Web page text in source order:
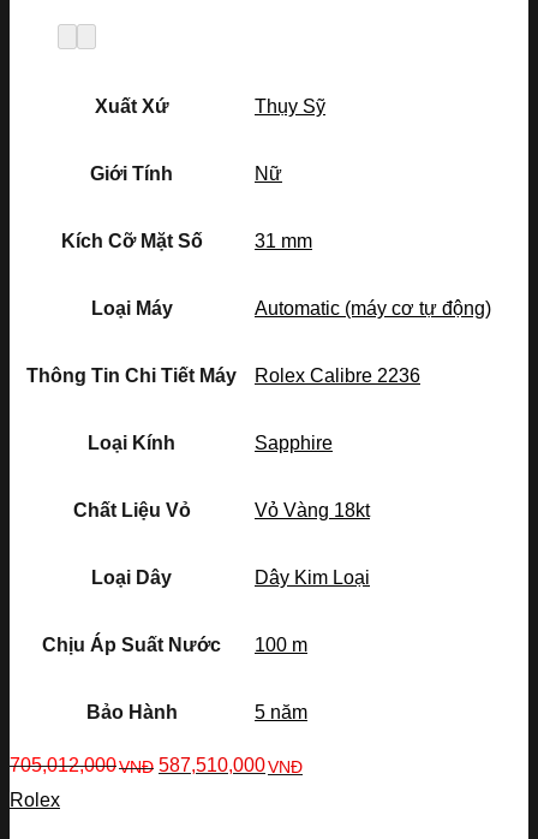
Xuất Xứ Thụy Sỹ
Giới Tính Nữ
Kích Cỡ Mặt Số 31 mm
Loại Máy Automatic (máy cơ tự động)
Thông Tin Chi Tiết Máy Rolex Calibre 2236
Loại Kính Sapphire
Chất Liệu Vỏ Vỏ Vàng 18kt
Loại Dây Dây Kim Loại
Chịu Áp Suất Nước 100 m
Bảo Hành 5 năm
705,012,000VNĐ 587,510,000VNĐ
Rolex